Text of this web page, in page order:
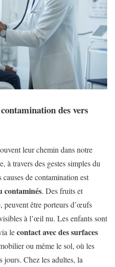
des vers
leur chemin dans notre
à travers des gestes simples du
de contamination est
contaminés. Des fruits et
peuvent être porteurs d’œufs
à l’œil nu. Les enfants sont
lecontact avec des surfaces
ou même le sol, où les
jours. Chez les adultes, la